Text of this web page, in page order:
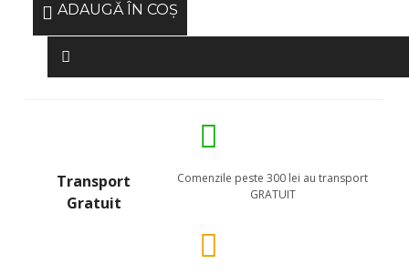
ADAUGĂ ÎN COŞ
Transport
Gratuit
Comenzile peste 300 lei au transport
GRATUIT